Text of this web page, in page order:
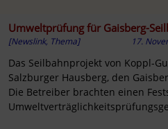
Umweltprüfung für Gaisberg-
[Newslink, Thema] 17.
Das Seilbahnprojekt von Koppl-
Salzburger Hausberg, den
Die Betreiber brachten einen